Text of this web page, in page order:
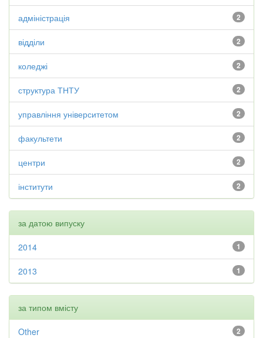
2
адміністрація
2
відділи
2
коледжі
2
структура ТНТУ
2
управління університетом
2
факультети
2
центри
2
інститути
за датою випуску
1
2014
1
2013
за типом вмісту
2
Other